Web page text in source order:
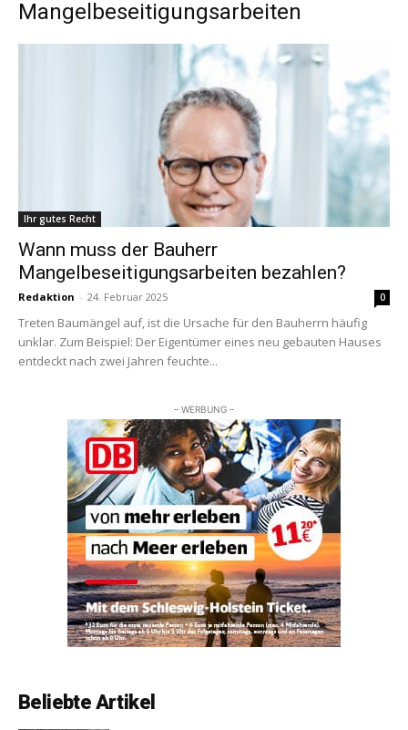
Mangelbeseitigungsarbeiten
Ihr gutes Recht
Wann muss der Bauherr
Mangelbeseitigungsarbeiten bezahlen?
Redaktion - 24. Februar 2025 0
Treten Baumängel auf, ist die Ursache für den Bauherrn häufig
unklar. Zum Beispiel: Der Eigentümer eines neu gebauten Hauses
entdeckt nach zwei Jahren feuchte...
– WERBUNG –
Beliebte Artikel